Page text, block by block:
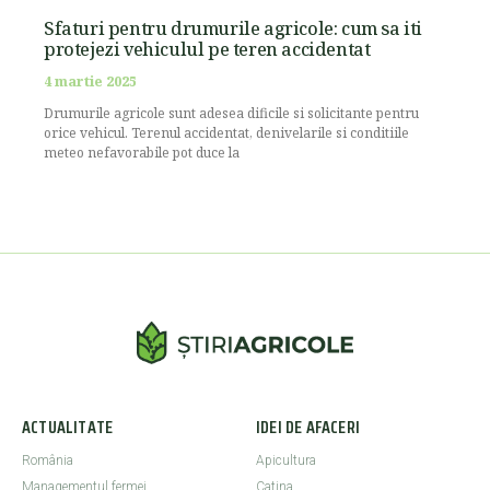
Sfaturi pentru drumurile agricole: cum sa iti
protejezi vehiculul pe teren accidentat
4 martie 2025
Drumurile agricole sunt adesea dificile si solicitante pentru
orice vehicul. Terenul accidentat, denivelarile si conditiile
meteo nefavorabile pot duce la
ACTUALITATE
România
Managementul fermei
IDEI DE AFACERI
Apicultura
Catina